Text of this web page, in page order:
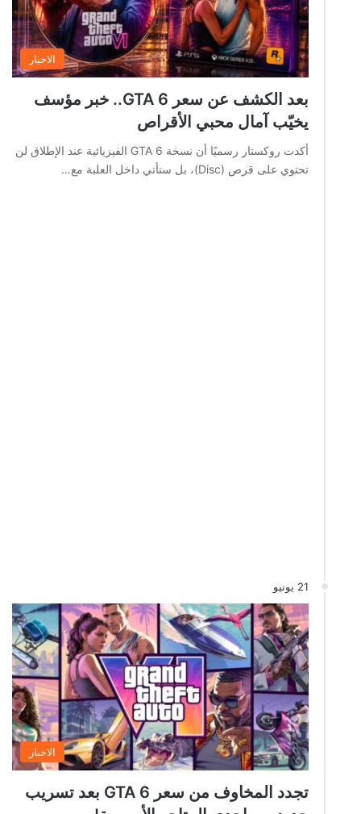
الاخبار
بعد الكشف عن سعر GTA 6.. خبر مؤسف
يخيّب آمال محبي الأقراص
أكدت روكستار رسميًا أن نسخة GTA 6 الفيزيائية عند الإطلاق لن
تحتوي على قرص (Disc)، بل ستأتي داخل العلبة مع…
21 يونيو
الاخبار
تجدد المخاوف من سعر GTA 6 بعد تسريب